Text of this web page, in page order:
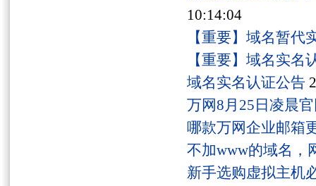
10:14:04
【重要】域名暂代
【重要】域名实名
域名实名认证公告
万网8月25日凌晨
哪款万网企业邮箱
不加www的域名，
新手选购虚拟主机